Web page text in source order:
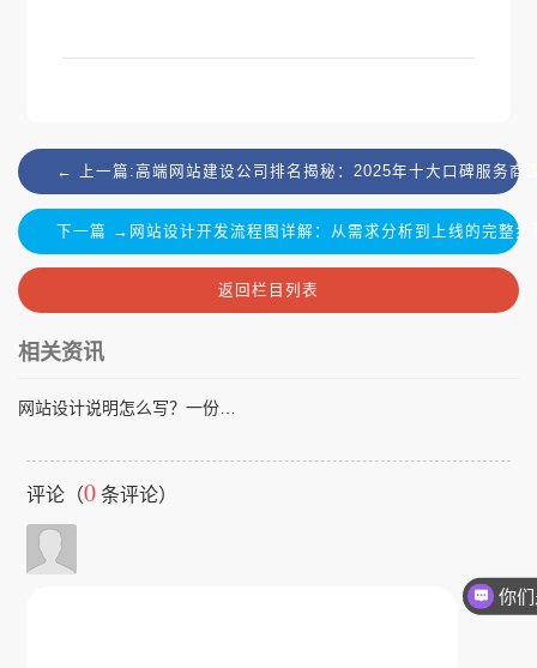
← 上一篇:高端网站建设公司排名揭秘：2025年十大口碑服务商
下一篇 →网站设计开发流程图详解：从需求分析到上线的完整步
返回栏目列表
相关资讯
评论（0 条评论）
你